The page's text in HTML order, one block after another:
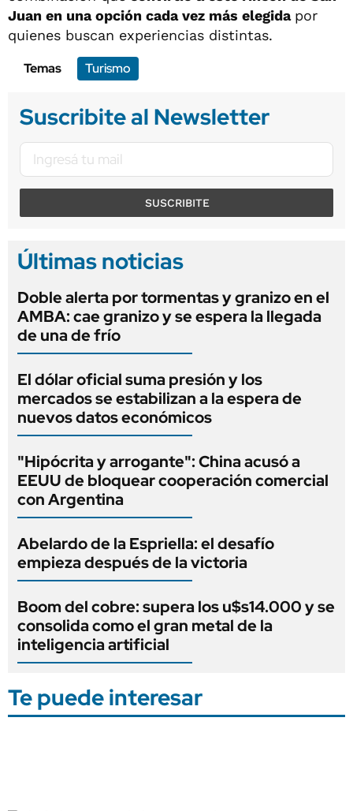
Juan en una opción cada vez más elegida por
quienes buscan experiencias distintas.
Temas
Turismo
Suscribite al Newsletter
SUSCRIBITE
Últimas noticias
Doble alerta por tormentas y granizo en el
AMBA: cae granizo y se espera la llegada
de una de frío
El dólar oficial suma presión y los
mercados se estabilizan a la espera de
nuevos datos económicos
"Hipócrita y arrogante": China acusó a
EEUU de bloquear cooperación comercial
con Argentina
Abelardo de la Espriella: el desafío
empieza después de la victoria
Boom del cobre: supera los u$s14.000 y se
consolida como el gran metal de la
inteligencia artificial
Te puede interesar